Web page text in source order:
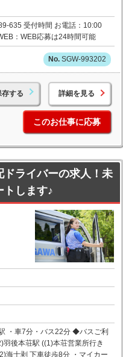
635 受付時間 お電話：10:00
：WEB応募は24時間可能
SGW-993202
する 詳細を見る
このお仕事に応募
ライバーの求人！未
トします♪
・車7分・バス22分 ◆バスご利
後本荘駅 ((1)本荘営業所行き
海士剥 下車徒歩8分 ・マイカー